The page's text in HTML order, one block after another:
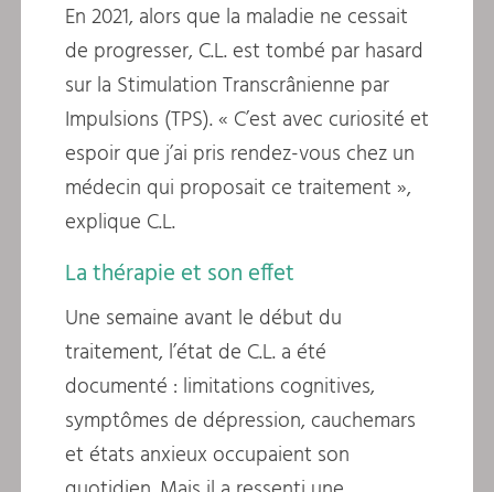
En 2021, alors que la maladie ne cessait
de progresser, C.L. est tombé par hasard
sur la Stimulation Transcrânienne par
Impulsions (TPS). « C’est avec curiosité et
espoir que j’ai pris rendez-vous chez un
médecin qui proposait ce traitement »,
explique C.L.
La thérapie et son effet
Une semaine avant le début du
traitement, l’état de C.L. a été
documenté : limitations cognitives,
symptômes de dépression, cauchemars
et états anxieux occupaient son